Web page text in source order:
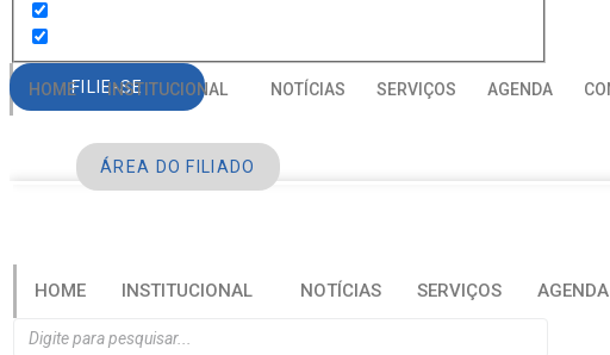
HOME INSTITUCIONAL NOTÍCIAS SERVIÇOS AGENDA
FILIE-SE
ÁREA DO FILIADO
HOME INSTITUCIONAL NOTÍCIAS SERVIÇOS AGENDA